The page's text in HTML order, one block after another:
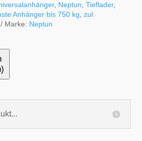
, Neptun,Tieflader,
Anhänger bis 750 kg,zul.
Marke: Neptun